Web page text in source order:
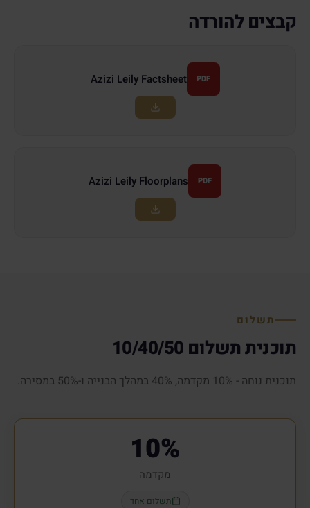
קבצים להורדה
PDF
Azizi Leily Factsheet
PDF
Azizi Leily Floorplans
תשלום
תוכנית תשלום 10/40/50
תוכנית נוחה - 10% מקדמה, 40% במהלך הבנייה ו-50% במסירה.
10%
מקדמה
תשלום אחד